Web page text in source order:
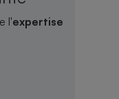
l'expertise